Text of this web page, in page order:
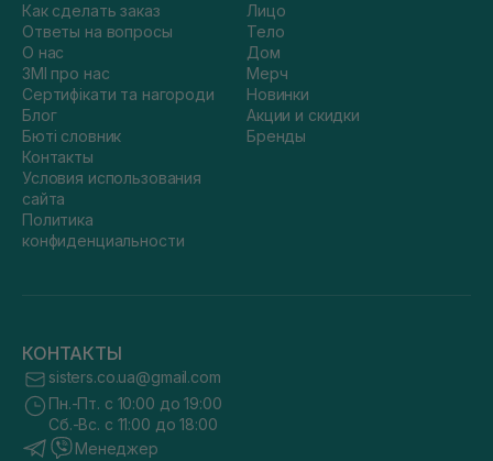
Как сделать заказ
Ответы на вопросы
О нас
ЗМІ про нас
Сертифікати та нагороди
Блог
Бюті словник
Контакты
Условия использования
сайта
Политика
конфиденциальности
Лицо
Тело
Дом
Мерч
Новинки
Акции и скидки
Бренды
КОНТАКТЫ
sisters.co.ua@gmail.com
Пн.-Пт. с 10:00 до 19:00
Сб.-Вс. с 11:00 до 18:00
Менеджер